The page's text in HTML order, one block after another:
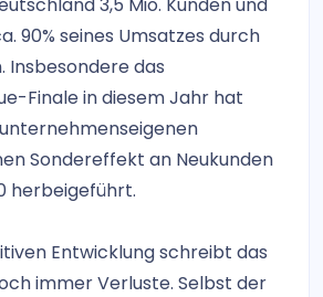
90% seines Umsatzes durch
Insbesondere das
Finale in diesem Jahr hat
Sondereffekt an Neukunden
herbeigeführt.
Entwicklung schreibt das
immer Verluste. Selbst der